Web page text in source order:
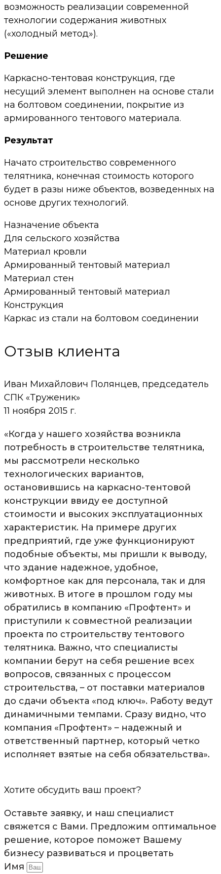
возможность реализации современной
технологии содержания животных
(«холодный метод»).
Решение
Каркасно-тентовая конструкция, где
несущий элемент выполнен на основе стали
на болтовом соединении, покрытие из
армированного тентового материала.
Результат
Начато строительство современного
телятника, конечная стоимость которого
будет в разы ниже объектов, возведенных на
основе других технологий.
Назначение объекта
Для сельского хозяйства
Материал кровли
Армированный тентовый материал
Материал стен
Армированный тентовый материал
Конструкция
Каркас из стали на болтовом соединении
Отзыв клиента
Иван Михайлович Полянцев, председатель
СПК «Труженик»
11 ноября 2015 г.
«Когда у нашего хозяйства возникла
потребность в строительстве телятника,
мы рассмотрели несколько
технологических вариантов,
остановившись на каркасно-тентовой
конструкции ввиду ее доступной
стоимости и высоких эксплуатационных
характеристик. На примере других
предприятий, где уже функционируют
подобные объекты, мы пришли к выводу,
что здание надежное, удобное,
комфортное как для персонала, так и для
животных. В итоге в прошлом году мы
обратились в компанию «Профтент» и
приступили к совместной реализации
проекта по строительству тентового
телятника. Важно, что специалисты
компании берут на себя решение всех
вопросов, связанных с процессом
строительства, – от поставки материалов
до сдачи объекта «под ключ». Работу ведут
динамичными темпами. Сразу видно, что
компания «Профтент» – надежный и
ответственный партнер, который четко
исполняет взятые на себя обязательства».
Хотите обсудить ваш проект?
Оставьте заявку, и наш специалист
свяжется с Вами. Предложим оптимальное
решение, которое поможет Вашему
бизнесу развиваться и процветать
Имя